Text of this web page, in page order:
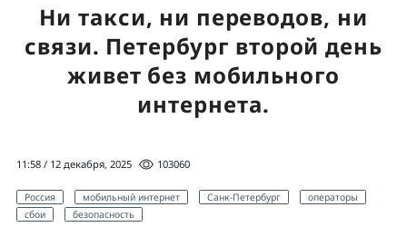
Ни такси, ни переводов, ни
связи. Петербург второй день
живет без мобильного
интернета.
11:58 / 12 декабря, 2025 103060
Россия мобильный интернет Санк-Петербург
операторы
сбои
безопасность